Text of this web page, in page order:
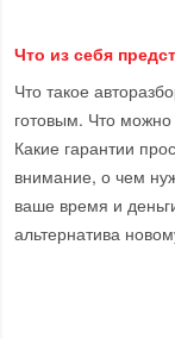
Что из себя
Что такое
готовым. Что можно
Какие гарантии
внимание, о чем
ваше время и
альтернатива